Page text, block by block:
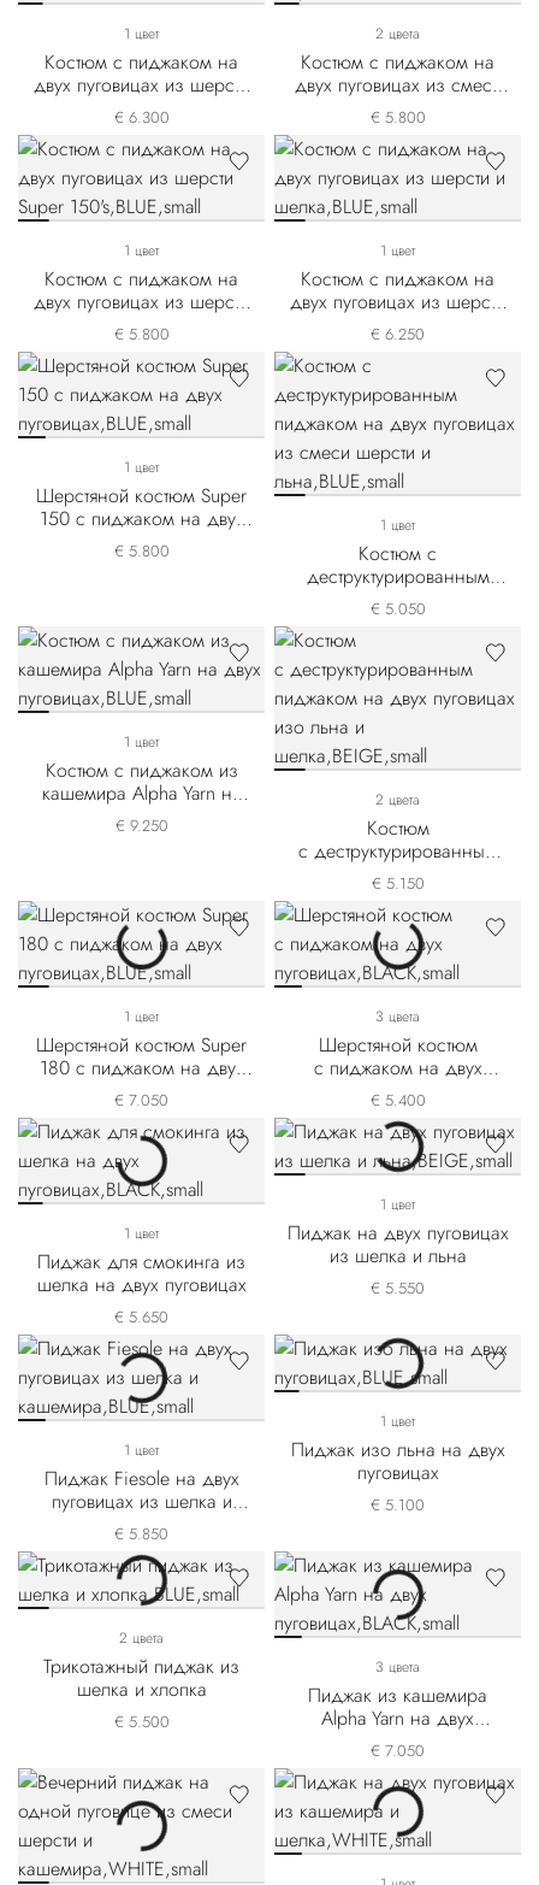
1 цвет
Костюм с пиджаком на
двух пуговицах из шерсти
и шелка
€ 6.300
2 цвета
Костюм с пиджаком на
двух пуговицах из смеси
шерсти и шелка
€ 5.800
1 цвет
Костюм с пиджаком на
двух пуговицах из шерсти
Super 150's
€ 5.800
1 цвет
Костюм с пиджаком на
двух пуговицах из шерсти
и шелка
€ 6.250
1 цвет
Шерстяной костюм Super
150 с пиджаком на двух
пуговицах
€ 5.800
1 цвет
Костюм с
деструктурированным
пиджаком на двух
пуговицах из смеси
шерсти и льна
€ 5.050
1 цвет
Костюм с пиджаком из
кашемира Alpha Yarn на
двух пуговицах
€ 9.250
2 цвета
Костюм
с деструктурированным
пиджаком на двух
пуговицах изо льна и
шелка
€ 5.150
1 цвет
Шерстяной костюм Super
180 с пиджаком на двух
пуговицах
€ 7.050
3 цвета
Шерстяной костюм
с пиджаком на двух
пуговицах
€ 5.400
1 цвет
Пиджак для смокинга из
шелка на двух пуговицах
€ 5.650
1 цвет
Пиджак на двух пуговицах
из шелка и льна
€ 5.550
1 цвет
Пиджак Fiesole на двух
пуговицах из шелка и
кашемира
€ 5.850
1 цвет
Пиджак изо льна на двух
пуговицах
€ 5.100
2 цвета
Трикотажный пиджак из
шелка и хлопка
€ 5.500
3 цвета
Пиджак из кашемира
Alpha Yarn на двух
пуговицах
€ 7.050